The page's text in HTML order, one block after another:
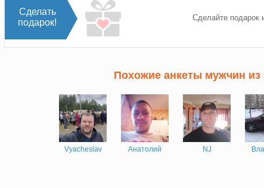
Сделать
подарок!
Сделайте подарок
Похожие анкеты мужчин из
Vyacheslav Анатолий NJ